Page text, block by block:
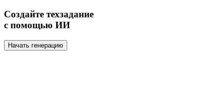
Создайте техзадание
с помощью ИИ
Начать генерацию